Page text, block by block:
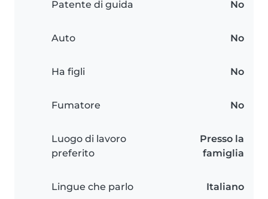
Patente di guida No
Auto No
Ha figli No
Fumatore No
Luogo di lavoro
preferito
Presso la
famiglia
Lingue che parlo Italiano